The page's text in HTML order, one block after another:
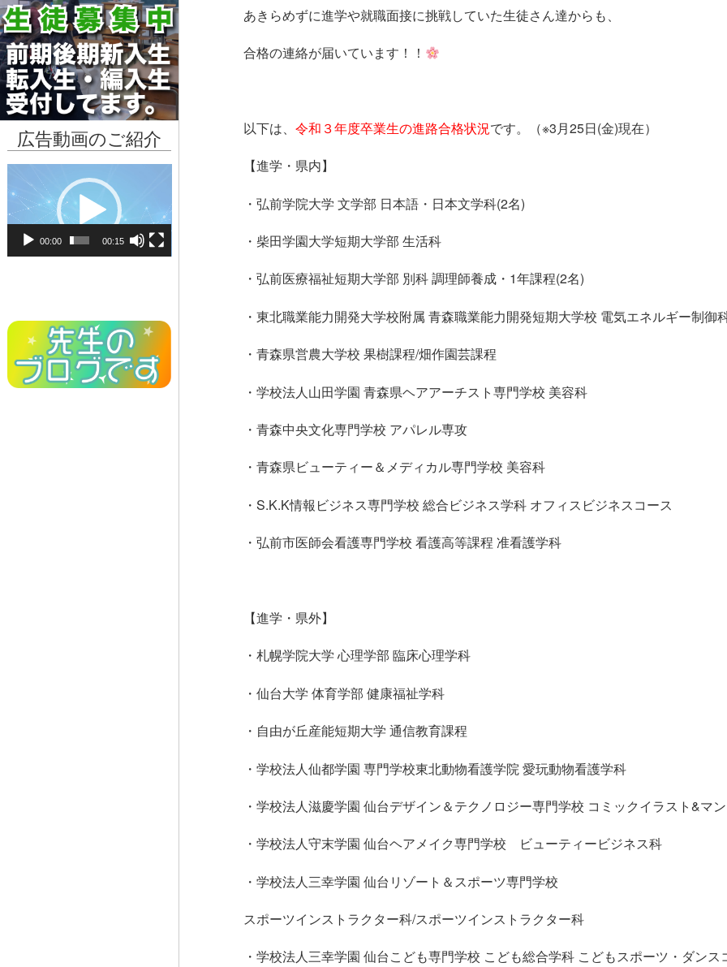
広告動画のご紹介
画
プ
00:00 00:15
【進路】令和3年度卒業生 進
あきらめずに進学や就職面接に挑戦していた生徒さん達からも、
合格の連絡が届いています！！
以下は、 令和３年度卒業生の進路合格状況です。（※3月25日(金)現在）
【進学・県内】
・弘前学院大学 文学部 日本語・日本文学科(2名)
・柴田学園大学短期大学部 生活科
・弘前医療福祉短期大学部 別科 調理師養成・1年課程(2名)
・東北職業能力開発大学校附属 青森職業能力開発短期大学校 電気エネルギー制御
・青森県営農大学校 果樹課程/畑作園芸課程
・学校法人山田学園 青森県ヘアアーチスト専門学校 美容科
・青森中央文化専門学校 アパレル専攻
・青森県ビューティー＆メディカル専門学校 美容科
・S.K.K情報ビジネス専門学校 総合ビジネス学科 オフィスビジネスコース
・弘前市医師会看護専門学校 看護高等課程 准看護学科
【進学・県外】
・札幌学院大学 心理学部 臨床心理学科
・仙台大学 体育学部 健康福祉学科
・自由が丘産能短期大学 通信教育課程
・学校法人仙都学園 専門学校東北動物看護学院 愛玩動物看護学科
・学校法人滋慶学園 仙台デザイン＆テクノロジー専門学校 コミックイラスト&マ
・学校法人守末学園 仙台ヘアメイク専門学校 ビューティービジネス科
・学校法人三幸学園 仙台リゾート＆スポーツ専門学校
スポーツインストラクター科/スポーツインストラクター科
・学校法人三幸学園 仙台こども専門学校 こども総合学科 こどもスポーツ・ダンス